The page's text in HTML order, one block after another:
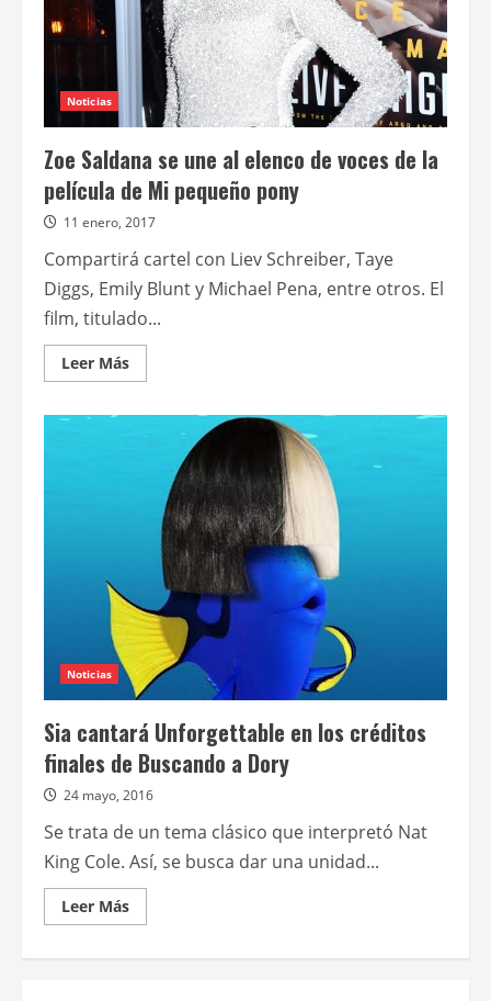
Noticias
Zoe Saldana se une al elenco de voces de la
película de Mi pequeño pony
11 enero, 2017
Compartirá cartel con Liev Schreiber, Taye
Diggs, Emily Blunt y Michael Pena, entre otros. El
film, titulado...
Leer MásLeer
más
Saldana
elenco
voces
película
Mi
pequeño
pony
Noticias
Sia cantará Unforgettable en los créditos
finales de Buscando a Dory
24 mayo, 2016
Se trata de un tema clásico que interpretó Nat
King Cole. Así, se busca dar una unidad...
Leer MásLeer
más